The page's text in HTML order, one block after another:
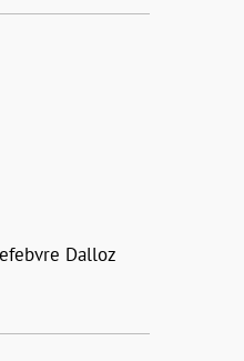
Dalloz